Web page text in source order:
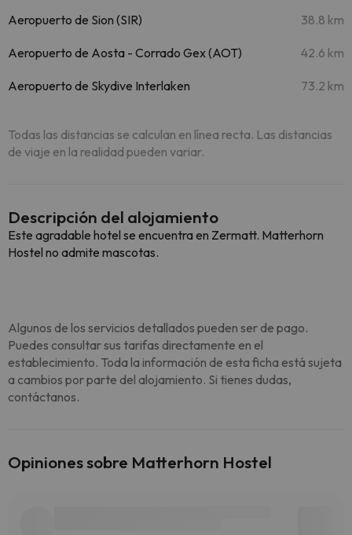
Aeropuerto de Sion (SIR) 38.8 km
Aeropuerto de Aosta - Corrado Gex (AOT) 42.6 km
Aeropuerto de Skydive Interlaken 73.2 km
Todas las distancias se calculan en línea recta. Las distancias
de viaje en la realidad pueden variar.
Descripción del alojamiento
Este agradable hotel se encuentra en Zermatt. Matterhorn
Hostel no admite mascotas.
Algunos de los servicios detallados pueden ser de pago.
Puedes consultar sus tarifas directamente en el
establecimiento. Toda la información de esta ficha está sujeta
a cambios por parte del alojamiento. Si tienes dudas,
contáctanos.
Opiniones sobre Matterhorn Hostel